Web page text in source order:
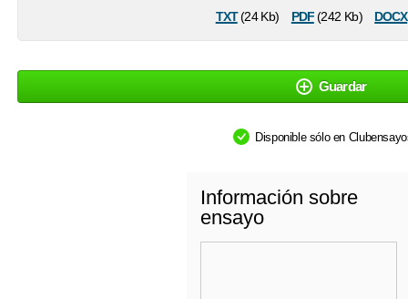
txt(24 Kb) pdf(242 Kb) docx
Guardar
Disponible sólo en
Información sobre
ensayo